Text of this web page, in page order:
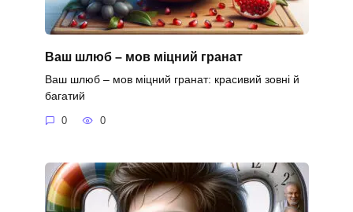
Ваш шлюб – мов міцний гранат
Ваш шлюб – мов міцний гранат: красивий зовні й
багатий
0 0